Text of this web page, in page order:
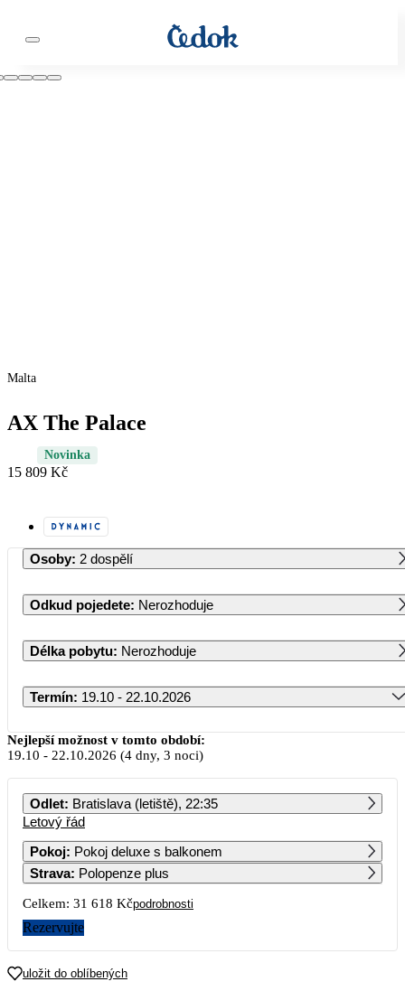
Malta
AX The Palace
Novinka
15 809 Kč
Osoby: 2 dospělí
Odkud pojedete: Nerozhoduje
Délka pobytu: Nerozhoduje
Termín: 19.10 - 22.10.2026
Říjen 2026
PO ÚT ST ČT PÁ SO NE
5 6 7
12
19
15 809
20
15 869
Nejlepší možnost v tomto období:
19.10 - 22.10.2026 (4 dny, 3 noci)
Odlet: Bratislava (letiště), 22:35
Letový řád
Pokoj:
Pokoj deluxe s balkonem
Strava: Polopenze plus
Celkem: 31 618 Kčpodrobnosti
Rezervujte
uložit do oblíbených